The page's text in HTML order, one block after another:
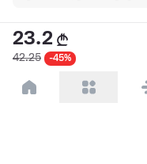
23.2
42.25 -45%
მეტის ნახვა